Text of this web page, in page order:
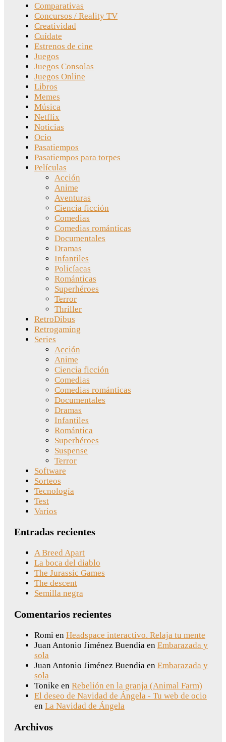
Comparativas
Concursos / Reality TV
Creatividad
Cuídate
Estrenos de cine
Juegos
Juegos Consolas
Juegos Online
Libros
Memes
Música
Netflix
Noticias
Ocio
Pasatiempos
Pasatiempos para torpes
Películas
Acción
Anime
Aventuras
Ciencia ficción
Comedias
Comedias románticas
Documentales
Dramas
Infantiles
Policíacas
Románticas
Superhéroes
Terror
Thriller
RetroDibus
Retrogaming
Series
Acción
Anime
Ciencia ficción
Comedias
Comedias románticas
Documentales
Dramas
Infantiles
Romántica
Superhéroes
Suspense
Terror
Software
Sorteos
Tecnología
Test
Varios
Entradas recientes
A Breed Apart
La boca del diablo
The Jurassic Games
The descent
Semilla negra
Comentarios recientes
Romi en Headspace interactivo. Relaja tu mente
Juan Antonio Jiménez Buendia en Embarazada y
sola
Juan Antonio Jiménez Buendia en Embarazada y
sola
Tonike en Rebelión en la granja (Animal Farm)
El deseo de Navidad de Ángela - Tu web de ocio
en La Navidad de Ángela
Archivos